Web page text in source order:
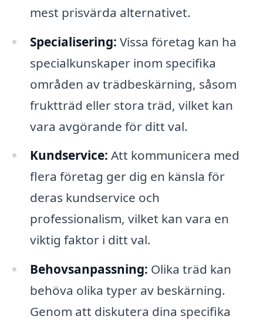
mest prisvärda alternativet.
Specialisering: Vissa företag kan ha
specialkunskaper inom specifika
områden av trädbeskärning, såsom
fruktträd eller stora träd, vilket kan
vara avgörande för ditt val.
Kundservice: Att kommunicera med
flera företag ger dig en känsla för
deras kundservice och
professionalism, vilket kan vara en
viktig faktor i ditt val.
Behovsanpassning: Olika träd kan
behöva olika typer av beskärning.
Genom att diskutera dina specifika